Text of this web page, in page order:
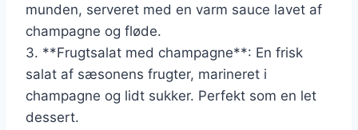
munden, serveret med en varm sauce lavet af
champagne og fløde.
3. **Frugtsalat med champagne**: En frisk
salat af sæsonens frugter, marineret i
champagne og lidt sukker. Perfekt som en let
dessert.